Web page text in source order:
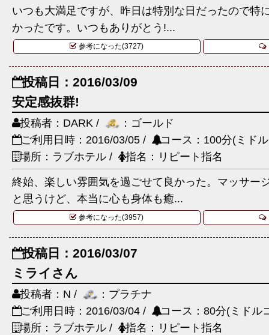
いつも大満足ですが、昨日は特別な日だったので特
かったです。いつもありがとう!...
参考になった(3727)
投稿日：2016/03/09
安定感抜群!
投稿者：DARK /
：ゴールド
ご利用日時：2016/03/05 /
コース：100分(ミド
場所：ラブホテル /
指名：リピート指名
終始、楽しい雰囲気を過ごせて良かった。マッサー
と思うけど、本当に心も身体も癒...
参考になった(3957)
投稿日：2016/03/07
ミライさん
投稿者：N /
：プラチナ
ご利用日時：2016/03/04 /
コース：80分(ミド
場所：ラブホテル /
指名：リピート指名